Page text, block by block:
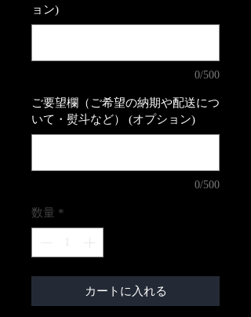
ョン)
0/500
ご要望欄（ご希望の納期や配送につ
いて・熨斗など） (オプション)
0/500
数量 *
カートに入れる